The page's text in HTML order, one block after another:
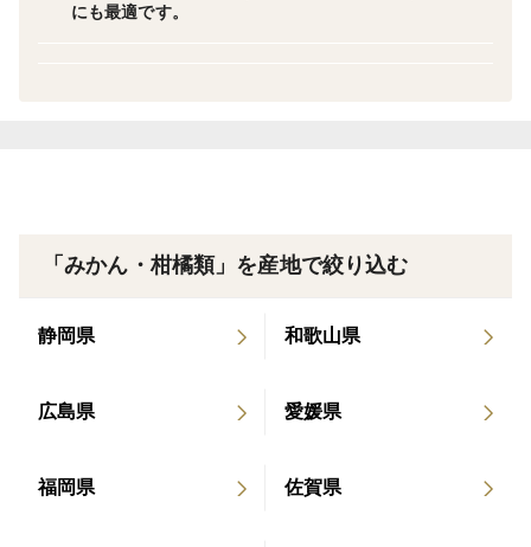
と、果実の栽培から収穫までを一貫して管理していま
家族や友人とシェアして、贅沢な飲み物を毎日楽しんで
また、贈り物としても最適です。
自然の恵みが詰まった、南国の楽園を味わう旅へ
ジュースで、自然の恵みが詰まった贅沢なひとときをお
にも最適です。
「みかん・柑橘類」を産地で絞り込む
静岡県 和歌山県
広島県 愛媛県
福岡県 佐賀県